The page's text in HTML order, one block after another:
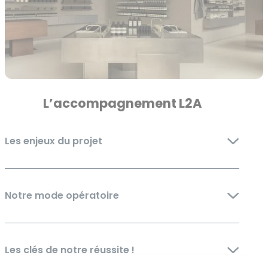
L’accompagnement L2A
Les enjeux du projet
un bâtiment existant en cœur d’îlot urbain.
Préserver l’enveloppe architecturale tout
Notre mode opératoire
Les clés de notre réussite !